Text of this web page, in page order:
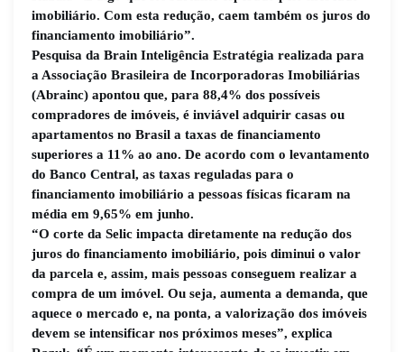
imobiliário. Com esta redução, caem também os juros do
financiamento imobiliário”.
Pesquisa da Brain Inteligência Estratégia realizada para
a Associação Brasileira de Incorporadoras Imobiliárias
(Abrainc) apontou que, para 88,4% dos possíveis
compradores de imóveis, é inviável adquirir casas ou
apartamentos no Brasil a taxas de financiamento
superiores a 11% ao ano. De acordo com o levantamento
do Banco Central, as taxas reguladas para o
financiamento imobiliário a pessoas físicas ficaram na
média em 9,65% em junho.
“O corte da Selic impacta diretamente na redução dos
juros do financiamento imobiliário, pois diminui o valor
da parcela e, assim, mais pessoas conseguem realizar a
compra de um imóvel. Ou seja, aumenta a demanda, que
aquece o mercado e, na ponta, a valorização dos imóveis
devem se intensificar nos próximos meses”, explica